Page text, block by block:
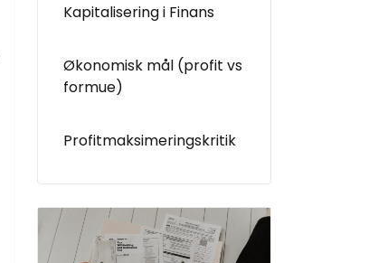
Kapitalisering i Finans
Økonomisk mål (profit vs
formue)
Profitmaksimeringskritik